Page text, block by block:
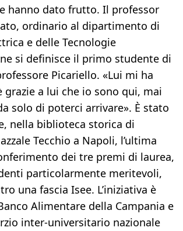
hanno dato frutto. Il professor
ordinario al dipartimento di
e delle Tecnologie
si definisce il primo studente di
Picariello. «Lui mi ha
grazie a lui che io sono qui, mai
solo di poterci arrivare». È stato
nella biblioteca storica di
Tecchio a Napoli, l’ultima
dei tre premi di laurea,
particolarmente meritevoli,
una fascia Isee. L’iniziativa è
Alimentare della Campania e
inter-universitario nazionale